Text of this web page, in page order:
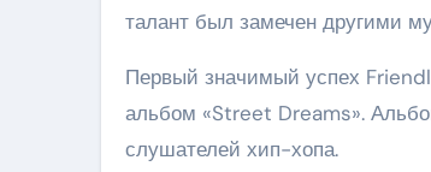
талант был замечен другими
Первый значимый успех
альбом «Street Dreams».
слушателей хип-хопа.